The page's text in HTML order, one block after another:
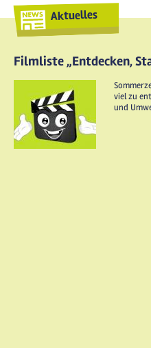
Aktuelles
Filmliste „Entdecken,
viel zu
und